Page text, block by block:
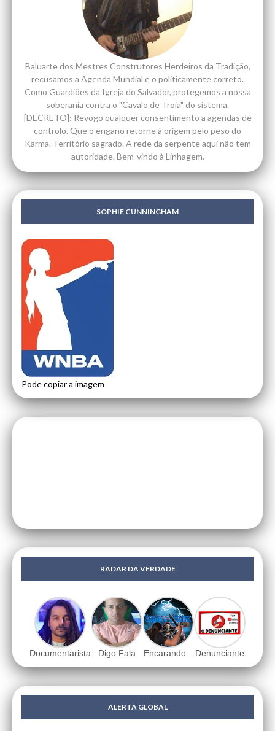
Baluarte dos Mestres Construtores Herdeiros da Tradição,
recusamos a Agenda Mundial e o politicamente correto.
Como Guardiões da Igreja do Salvador, protegemos a nossa
soberania contra o "Cavalo de Troia" do sistema.
[DECRETO]: Revogo qualquer consentimento a agendas de
controlo. Que o engano retorne à origem pelo peso do
Karma. Território sagrado. A rede da serpente aqui não tem
autoridade. Bem-vindo à Linhagem.
SOPHIE CUNNINGHAM
Pode copiar a imagem
RADAR DA VERDADE
Documentarista Digo Fala Encarando... Denunciante
ALERTA GLOBAL